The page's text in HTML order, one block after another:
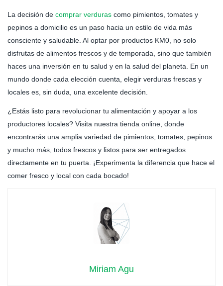
La decisión de comprar verduras como pimientos, tomates y
pepinos a domicilio es un paso hacia un estilo de vida más
consciente y saludable. Al optar por productos KM0, no solo
disfrutas de alimentos frescos y de temporada, sino que también
haces una inversión en tu salud y en la salud del planeta. En un
mundo donde cada elección cuenta, elegir verduras frescas y
locales es, sin duda, una excelente decisión.
¿Estás listo para revolucionar tu alimentación y apoyar a los
productores locales? Visita nuestra tienda online, donde
encontrarás una amplia variedad de pimientos, tomates, pepinos
y mucho más, todos frescos y listos para ser entregados
directamente en tu puerta. ¡Experimenta la diferencia que hace el
comer fresco y local con cada bocado!
Miriam Agu